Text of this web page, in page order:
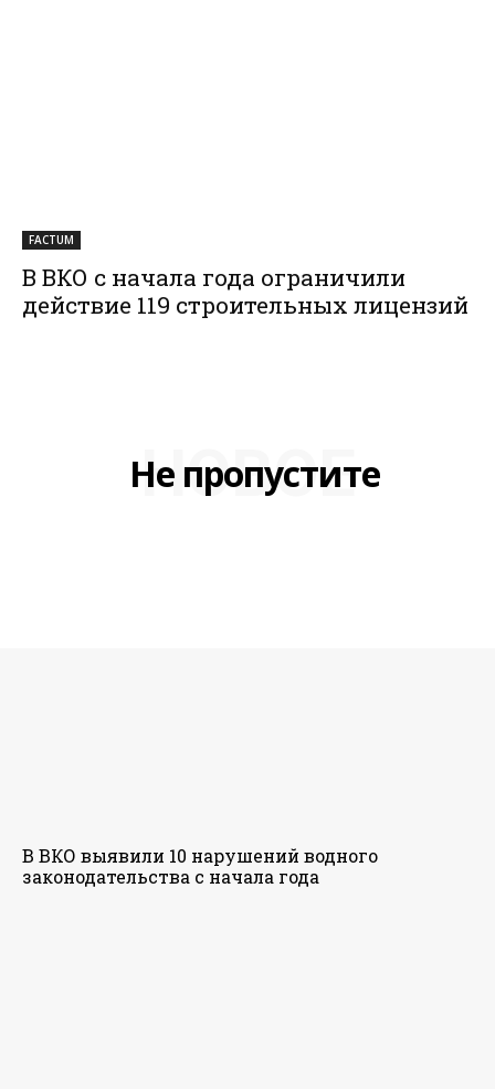
FACTUM
В ВКО с начала года ограничили
действие 119 строительных лицензий
Не пропустите
НОВОЕ
В ВКО выявили 10 нарушений водного
законодательства с начала года